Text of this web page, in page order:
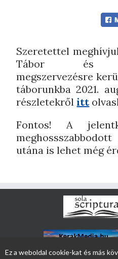
Szeretettel
Tábor és
megszervezésre
táborunkba 2021.
részletekrőlitt
Fontos! A
utána is lehet még
Ez a weboldal cookie-kat és más